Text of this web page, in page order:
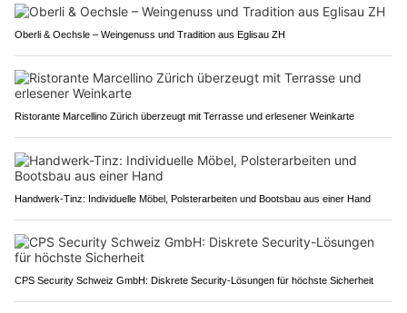
Oberli & Oechsle – Weingenuss und Tradition aus Eglisau ZH
Ristorante Marcellino Zürich überzeugt mit Terrasse und erlesener Weinkarte
Handwerk-Tinz: Individuelle Möbel, Polsterarbeiten und Bootsbau aus einer Hand
CPS Security Schweiz GmbH: Diskrete Security-Lösungen für höchste Sicherheit